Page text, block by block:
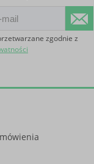
zgodnie z